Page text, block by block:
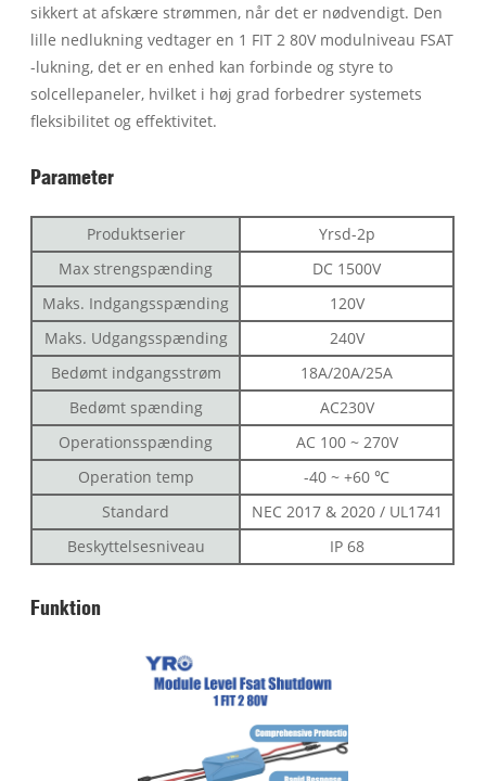
sikkert at afskære strømmen, når det er nødvendigt. Den
lille nedlukning vedtager en 1 FIT 2 80V modulniveau FSAT
-lukning, det er en enhed kan forbinde og styre to
solcellepaneler, hvilket i høj grad forbedrer systemets
fleksibilitet og effektivitet.
Parameter
Produktserier
Yrsd-2p
Max strengspænding
DC 1500V
Maks. Indgangsspænding
120V
Maks. Udgangsspænding
240V
Bedømt indgangsstrøm
18A/20A/25A
Bedømt spænding
AC230V
Operationsspænding
AC 100 ~ 270V
Operation temp
-40 ~ +60 ℃
Standard
NEC 2017 & 2020 / UL1741
Beskyttelsesniveau
IP 68
Funktion